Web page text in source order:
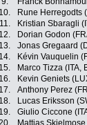
10.
Rune Herregodts
11.
Kristian Sbaragli
12.
Dorian Godon
13.
Jonas Gregaard
14.
Kévin Vauquelin
15.
Marco Tizza (ITA,
16.
Kevin Geniets
17.
Anthony Perez
18.
Lucas Eriksson
19.
Giulio Ciccone
Mattias